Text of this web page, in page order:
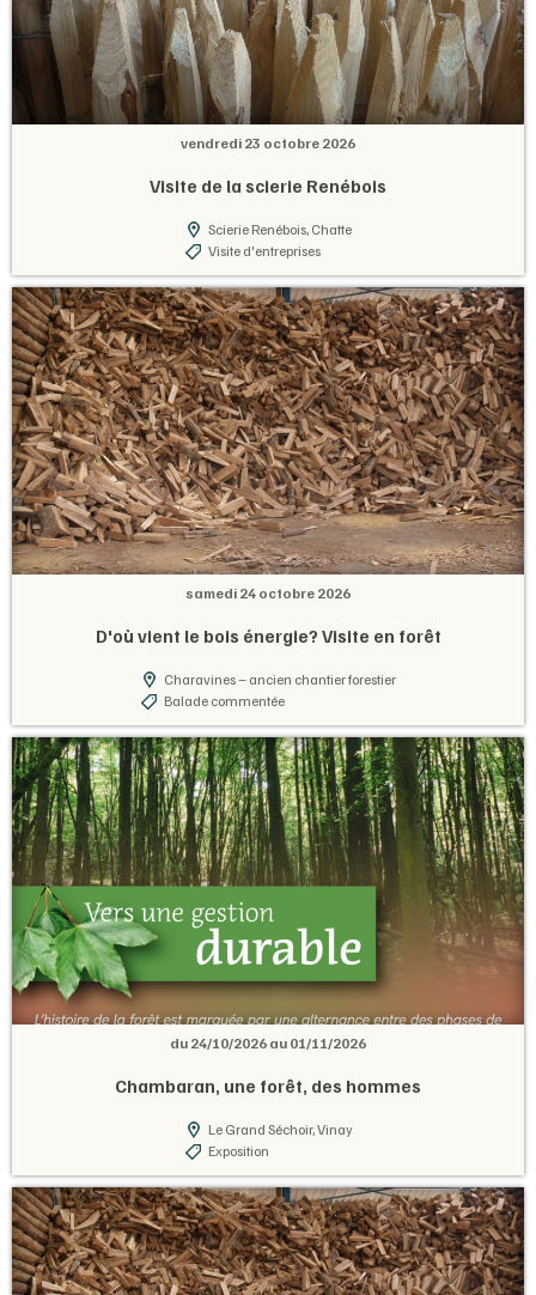
vendredi 23 octobre 2026
Visite de la scierie Renébois
Scierie Renébois, Chatte
Visite d'entreprises
samedi 24 octobre 2026
D'où vient le bois énergie? Visite en forêt
Charavines – ancien chantier forestier
Balade commentée
du 24/10/2026 au 01/11/2026
Chambaran, une forêt, des hommes
Le Grand Séchoir, Vinay
Exposition